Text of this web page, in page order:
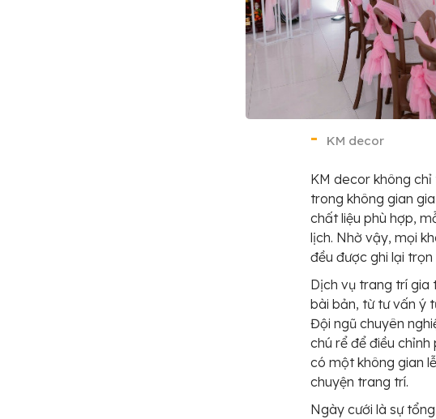
KM decor
KM decor không
trong không gian
chất liệu phù hợp,
lịch. Nhờ vậy, mọi
đều được ghi lại
Dịch vụ trang trí gia
bài bản, từ tư vấn ý
Đội ngũ chuyên
chú rể để điều
có một không gian
chuyện trang trí.
Ngày cưới là sự